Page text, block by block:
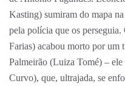
Kasting) sumiram do mapa
pela polícia que os
Farias) acabou morto por um
Palmeirão (Luiza Tomé) –
Curvo), que, ultrajada, se